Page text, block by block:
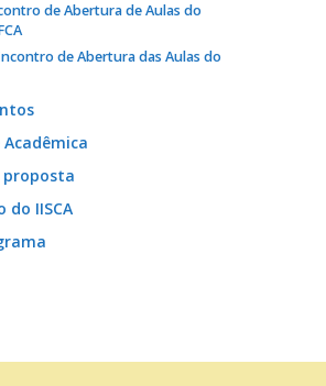
de Abertura de Aulas do
de Abertura das Aulas do
proposta
do IISCA